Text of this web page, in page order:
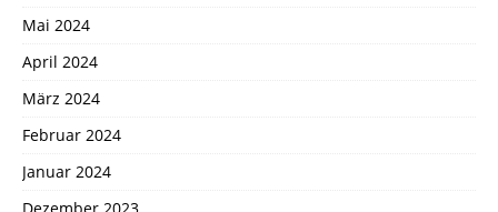
Mai 2024
April 2024
März 2024
Februar 2024
Januar 2024
Dezember 2023